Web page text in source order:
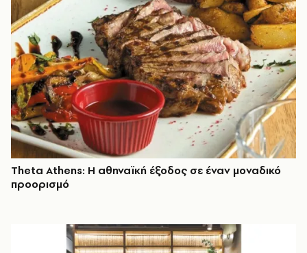
Theta Athens: Η αθηναϊκή έξοδος σε έναν μοναδικό
προορισμό